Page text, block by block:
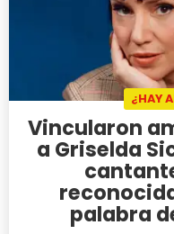
¿HAY
Vincularon
a Griselda
palabra